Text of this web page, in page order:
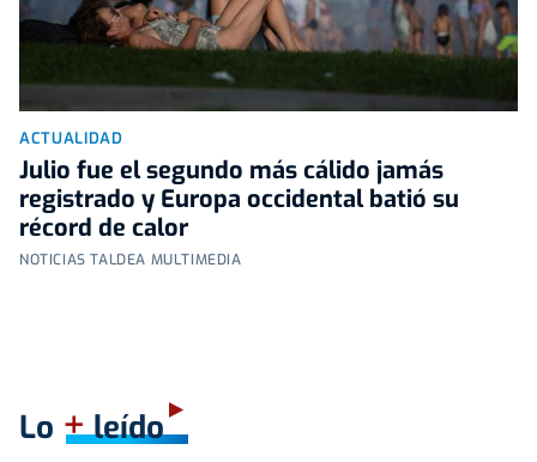
ACTUALIDAD
Julio fue el segundo más cálido jamás
registrado y Europa occidental batió su
récord de calor
NOTICIAS TALDEA MULTIMEDIA
Lo +leído